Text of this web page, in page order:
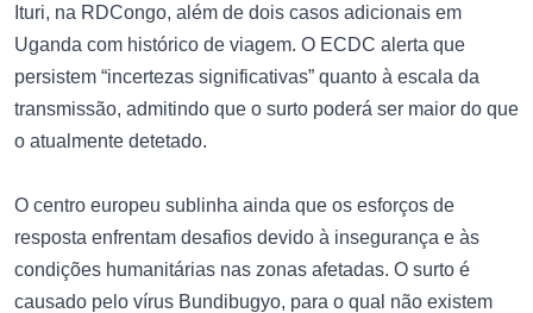
Ituri, na RDCongo, além de dois casos adicionais em
Uganda com histórico de viagem. O ECDC alerta que
persistem “incertezas significativas” quanto à escala da
transmissão, admitindo que o surto poderá ser maior do que
o atualmente detetado.
O centro europeu sublinha ainda que os esforços de
resposta enfrentam desafios devido à insegurança e às
condições humanitárias nas zonas afetadas. O surto é
causado pelo vírus Bundibugyo, para o qual não existem